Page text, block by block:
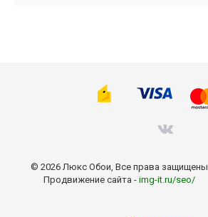
© 2026 Люкс Обои, Все права защищены
Продвижение сайта - img-it.ru/seo/